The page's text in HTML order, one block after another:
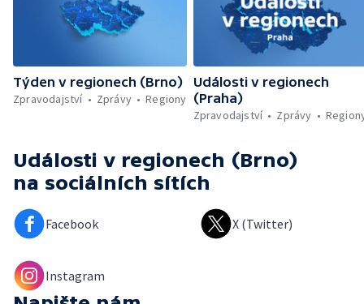
Týden v regionech (Brno)
Zpravodajství
Zprávy Regiony
Události v regionech
(Praha)
Zpravodajství
Zprávy
Události v regionech (Brno)
na sociálních sítích
Facebook X (Twitter)
Instagram